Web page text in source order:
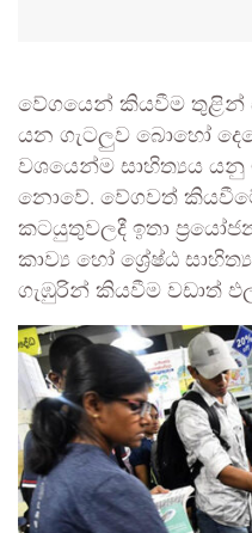
වේගයෙන් කියවීම තුළින්
යන ගැටලුව බොහෝ
වශයෙන්ම සාහිත්‍යය
නොවේ. වේගවත්
කටයුතුවලදී ඉතා
කාව්‍ය හෝ ශ්‍රේෂ්ඨ
ගැඹුරින් කියවීම වඩාත්